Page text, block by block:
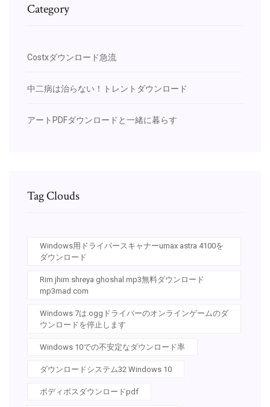
Category
Costxダウンロード急流
中二病は治らない！トレントダウンロード
アートPDFダウンロードと一緒に暮らす
Tag Clouds
Windows用ドライバースキャナーumax astra 4100を
ダウンロード
Rim jhim shreya ghoshal mp3無料ダウンロード
mp3mad com
Windows 7は.oggドライバーのオンラインゲームのダ
ウンロードを停止します
Windows 10での不安定なダウンロード率
ダウンロードシステム32 Windows 10
ボディボスダウンロードpdf